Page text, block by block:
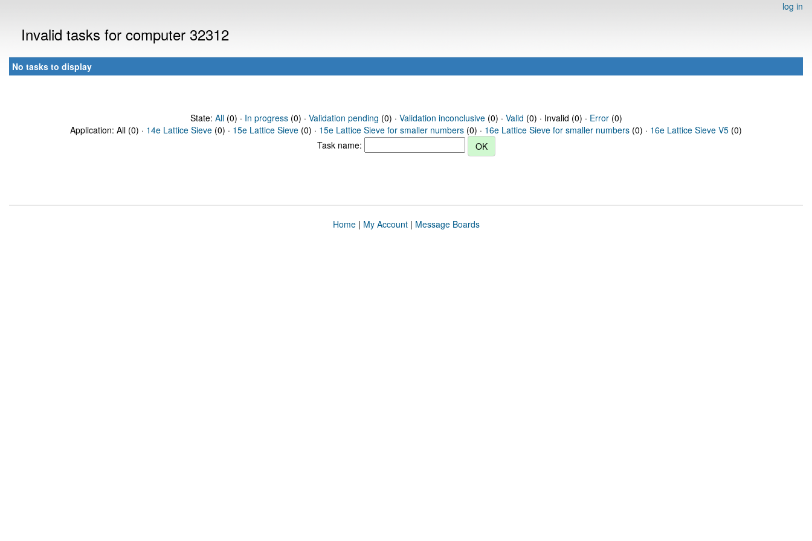
log in
Invalid tasks for computer 32312
No tasks to display
State: All(0) · In progress(0) · Validation pending (0) · Validation inconclusive(0) · Valid (0) · Invalid (0) · Error(0)
Application: All (0) · 14e Lattice Sieve (0) · 15e Lattice Sieve (0) · 15e Lattice Sieve for smaller numbers (0) · 16e Lattice Sieve for smaller numbers (0) · 16e Lattice Sieve V5 (0)
Task name:
Home| My Account| Message Boards